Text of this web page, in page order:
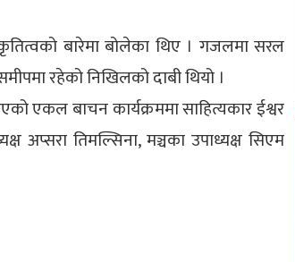
बारेमा बोलेका थिए । गजलमा सरल
रहेको निखिलको दाबी थियो ।
एकल बाचन कार्यक्रममा साहित्यकार ईश्वर
अप्सरा तिमल्सिना, मञ्चका उपाध्यक्ष सिएम